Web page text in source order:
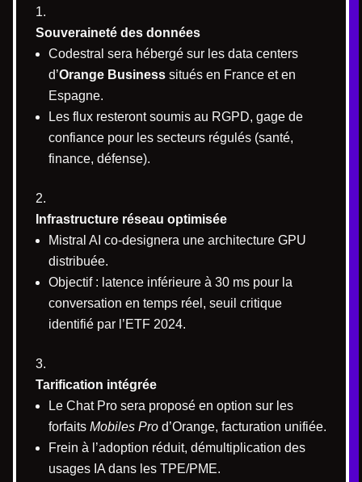
Souveraineté des données
Codestral sera hébergé sur les data centers
d’Orange Business situés en France et en
Espagne.
Les flux resteront soumis au RGPD, gage de
confiance pour les secteurs régulés (santé,
finance, défense).
Infrastructure réseau optimisée
Mistral AI co-designera une architecture GPU
distribuée.
Objectif : latence inférieure à 30 ms pour la
conversation en temps réel, seuil critique
identifié par l’ETF 2024.
Tarification intégrée
Le Chat Pro sera proposé en option sur les
forfaits Mobiles Pro d’Orange, facturation unifiée.
Frein à l’adoption réduit, démultiplication des
usages IA dans les TPE/PME.